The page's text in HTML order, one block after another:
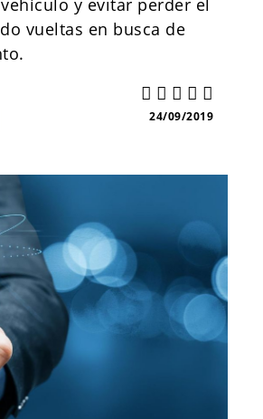
y evitar perder el
vueltas en busca de
24/09/2019